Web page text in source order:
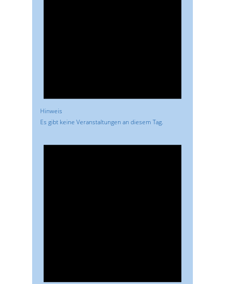
Hinweis
Es gibt keine Veranstaltungen an diesem Tag.